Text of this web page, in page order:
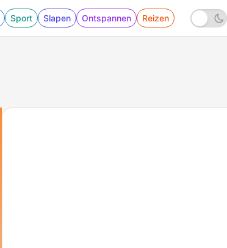
Sport Slapen Ontspannen Reizen